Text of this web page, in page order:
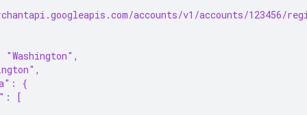
accounts/v1/accounts/123456/
"Washington",
{
[